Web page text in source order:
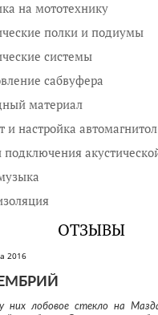
на мототехнику
полки и подиумы
системы
сабвуфера
материал
и настройка автомагнитол
ОТЗЫВЫ
2016
них лобовое стекло на